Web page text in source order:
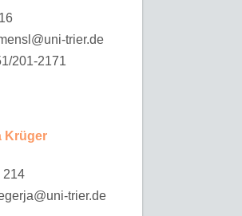
trier.de
201-2171
Krüger
214
trier.de